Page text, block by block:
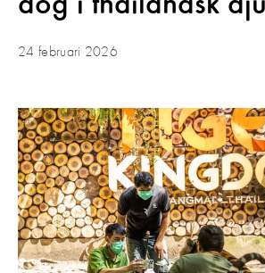
24 februari 2026